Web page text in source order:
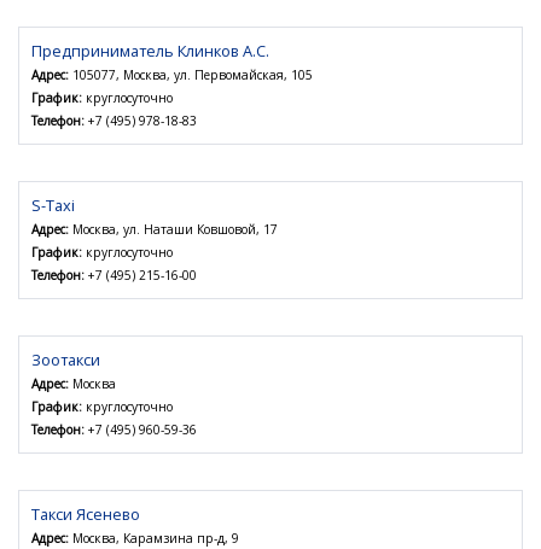
Предприниматель Клинков А.С.
Адрес: 105077, Москва, ул. Первомайская, 105
График: круглосуточно
Телефон: +7 (495) 978-18-83
S-Taxi
Адрес: Москва, ул. Наташи Ковшовой, 17
График: круглосуточно
Телефон: +7 (495) 215-16-00
Зоотакси
Адрес: Москва
График: круглосуточно
Телефон: +7 (495) 960-59-36
Такси Ясенево
Адрес: Москва, Карамзина пр-д, 9